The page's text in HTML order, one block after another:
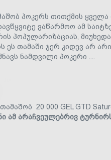
პოკერს თითქმის
ვაწარმოო ამ
პოპულარიზაციას,
ეს თამაში ჯერ კიდევ არ
ნამდვილი პოკერი ....
20 000 GEL GTD
ამ არაჩვეულებრივ